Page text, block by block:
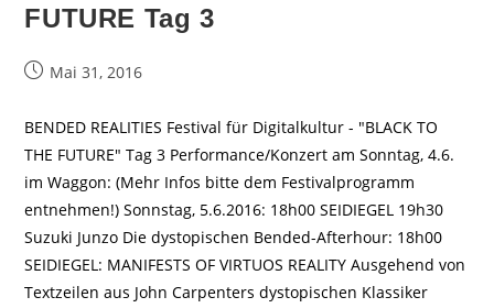
FUTURE Tag 3
BeitragMai 31, 2016
BENDED REALITIES Festival für Digitalkultur - "BLACK TO
THE FUTURE" Tag 3 Performance/Konzert am Sonntag, 4.6.
im Waggon: (Mehr Infos bitte dem Festivalprogramm
entnehmen!) Sonnstag, 5.6.2016: 18h00 SEIDIEGEL 19h30
Suzuki Junzo Die dystopischen Bended-Afterhour: 18h00
SEIDIEGEL: MANIFESTS OF VIRTUOS REALITY Ausgehend von
Textzeilen aus John Carpenters dystopischen Klassiker